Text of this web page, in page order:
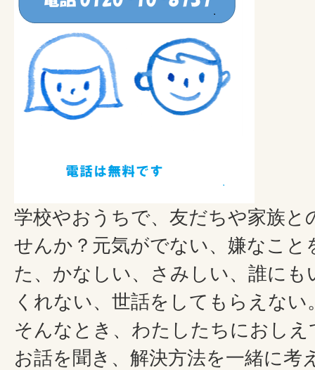
学校やおうちで、友だちや家族
せんか？元気がでない、嫌なこ
た、かなしい、さみしい、誰に
くれない、世話をしてもらえない
そんなとき、わたしたちにおし
お話を聞き、解決方法を一緒に考